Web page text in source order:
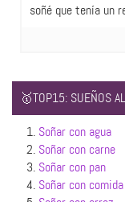
soñé que tenía un
🥇TOP15: SUEÑOS
1. Soñar con agua
2. Soñar con carne
3. Soñar con pan
4. Soñar con comida